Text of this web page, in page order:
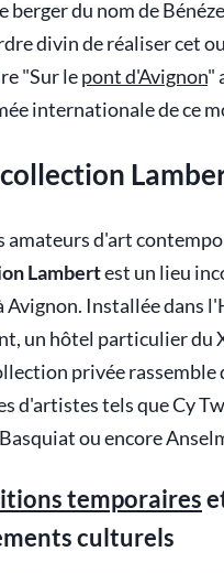
berger du nom de
divin de réaliser cet
"Sur lepont d'Avignon"
internationale de ce
collection
amateurs d'art
Lambertest un lieu
Avignon. Installée dans
un hôtel particulier du
privée rassemble
d'artistes tels que Cy
ou encore
temporaires
culturels